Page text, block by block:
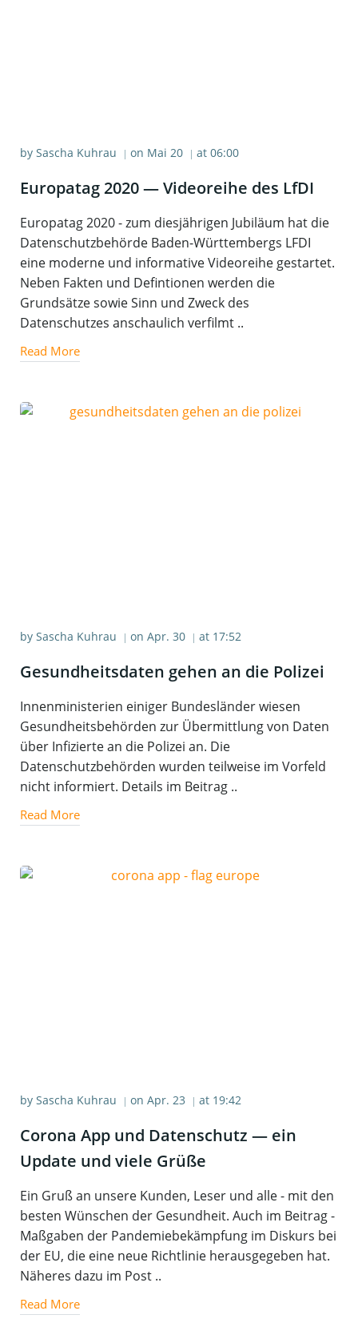
by Sascha Kuhrau | on Mai 20 | at 06:00
Euro­pa­tag 2020 — Vide­orei­he des LfDI
Europatag 2020 - zum diesjährigen Jubiläum hat die
Datenschutzbehörde Baden-Württembergs LFDI
eine moderne und informative Videoreihe gestartet.
Neben Fakten und Defintionen werden die
Grundsätze sowie Sinn und Zweck des
Datenschutzes anschaulich verfilmt ..
Read More
by Sascha Kuhrau | on Apr. 30 | at 17:52
Gesund­heits­da­ten gehen an die Polizei
Innenministerien einiger Bundesländer wiesen
Gesundheitsbehörden zur Übermittlung von Daten
über Infizierte an die Polizei an. Die
Datenschutzbehörden wurden teilweise im Vorfeld
nicht informiert. Details im Beitrag ..
Read More
by Sascha Kuhrau | on Apr. 23 | at 19:42
Coro­na App und Daten­schutz — ein
Update und vie­le Grüße
Ein Gruß an unsere Kunden, Leser und alle - mit den
besten Wünschen der Gesundheit. Auch im Beitrag -
Maßgaben der Pandemiebekämpfung im Diskurs bei
der EU, die eine neue Richtlinie herausgegeben hat.
Näheres dazu im Post ..
Read More